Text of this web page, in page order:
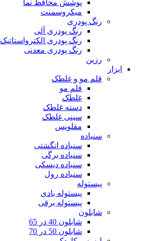
پوشش محافظ نما
میکروسمنت
رنگ پودری
رنگ پودری آلی
رنگ پودری الکترواستاتیک
رنگ پودری معدنی
رزین
ابزار
قلم مو و غلطک
قلم مو
غلطک
دسته غلطک
سینی غلطک
مقلویس
سنباده
سنباده انگشتی
سنباده برگی
سنباده دیسکی
سنباده رول
پیستوله
پیستوله بادی
پیستوله برقی
شابلون
شابلون 40 در 65
شابلون 50 در 70